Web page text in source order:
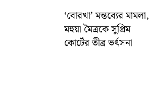
‘বোরখা’ মন্তব্যের মামলা,
মহুয়া মৈত্রকে সুপ্রিম
কোর্টের তীব্র ভর্ৎসনা